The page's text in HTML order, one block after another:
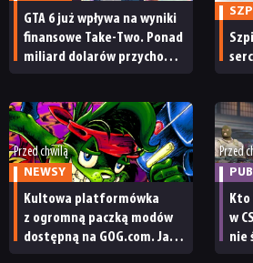
GTA 6 już wpływa na wyniki
finansowe Take-Two. Ponad
miliard dolarów przychodu
Przed chwilą
NEWSY
Kultowa platformówka
z ogromną paczką modów
dostępną na GOG.com. Jazz
Przed
w
nie